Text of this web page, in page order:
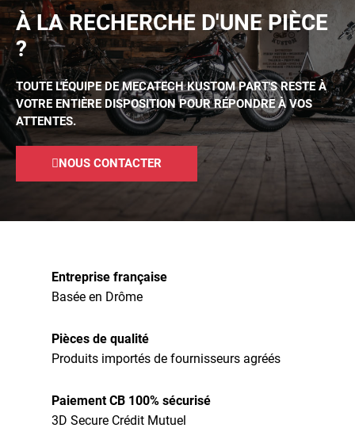
À LA RECHERCHE D'UNE PIÈCE
?
TOUTE L'ÉQUIPE DE MECATECH KUSTOM PART'S RESTE À
VOTRE ENTIÈRE DISPOSITION POUR RÉPONDRE À VOS
ATTENTES.
NOUS CONTACTER
Entreprise française
Basée en Drôme
Pièces de qualité
Produits importés de fournisseurs agréés
Paiement CB 100% sécurisé
3D Secure Crédit Mutuel